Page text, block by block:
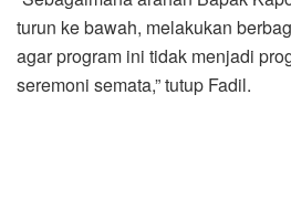
turun ke bawah, melakukan
agar program ini tidak menjadi
seremoni semata,” tutup Fadil.